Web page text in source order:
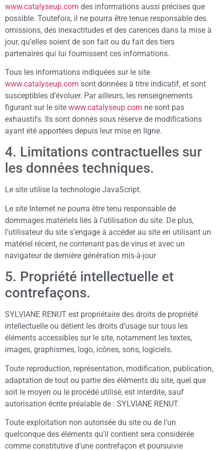
www.catalyseup.com des informations aussi précises que
possible. Toutefois, il ne pourra être tenue responsable des
omissions, des inexactitudes et des carences dans la mise à
jour, qu’elles soient de son fait ou du fait des tiers
partenaires qui lui fournissent ces informations.
Tous les informations indiquées sur le site
www.catalyseup.com sont données à titre indicatif, et sont
susceptibles d’évoluer. Par ailleurs, les renseignements
figurant sur le site www.catalyseup.com ne sont pas
exhaustifs. Ils sont donnés sous réserve de modifications
ayant été apportées depuis leur mise en ligne.
4. Limitations contractuelles sur
les données techniques.
Le site utilise la technologie JavaScript.
Le site Internet ne pourra être tenu responsable de
dommages matériels liés à l’utilisation du site. De plus,
l’utilisateur du site s’engage à accéder au site en utilisant un
matériel récent, ne contenant pas de virus et avec un
navigateur de dernière génération mis-à-jour
5. Propriété intellectuelle et
contrefaçons.
SYLVIANE RENUT est propriétaire des droits de propriété
intellectuelle ou détient les droits d’usage sur tous les
éléments accessibles sur le site, notamment les textes,
images, graphismes, logo, icônes, sons, logiciels.
Toute reproduction, représentation, modification, publication,
adaptation de tout ou partie des éléments du site, quel que
soit le moyen ou le procédé utilisé, est interdite, sauf
autorisation écrite préalable de : SYLVIANE RENUT.
Toute exploitation non autorisée du site ou de l’un
quelconque des éléments qu’il contient sera considérée
comme constitutive d’une contrefaçon et poursuivie